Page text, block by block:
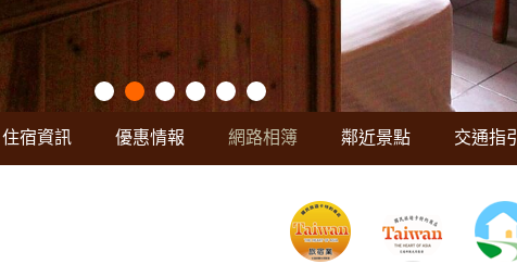
住宿資訊 優惠情報 網路相簿 鄰近景點 交通指引